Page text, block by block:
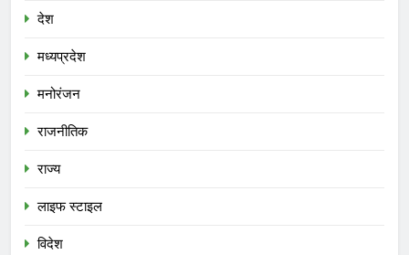
देश
मध्‍यप्रदेश
मनोरंजन
राजनीतिक
राज्य
लाइफ स्टाइल
विदेश